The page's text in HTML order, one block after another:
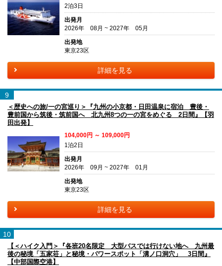
2泊3日
出発月
2026年 08月 ~ 2027年 05月
出発地
東京23区
詳細を見る
9
＜歴史への旅/一の宮巡り＞『九州の小京都・日田温泉に宿泊 豊後・
豊前国から筑後・筑前国へ 北九州8つの一の宮をめぐる 2日間』【羽
田出発】
104,000円 ～ 109,000円
1泊2日
出発月
2026年 09月 ~ 2027年 01月
出発地
東京23区
詳細を見る
10
【＜ハイク入門＞『各班20名限定 大型バスでは行けない地へ 九州最
後の秘境「五家荘」と秘境・パワースポット「溝ノ口洞穴」 3日間』
【中部国際空港】